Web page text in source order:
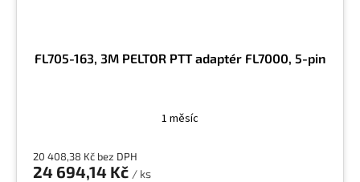
FL705-163, 3M PELTOR PTT adaptér FL7000, 5-pin
1 měsíc
20 408,38 Kč bez DPH
24 694,14 Kč / ks